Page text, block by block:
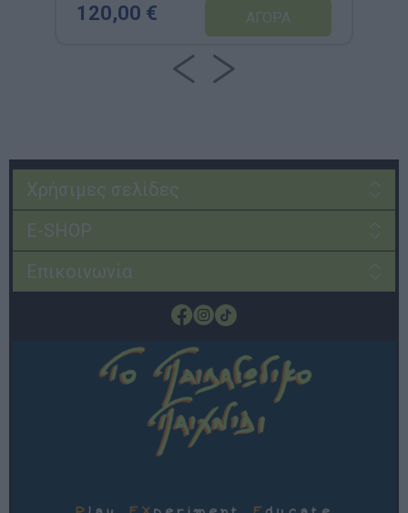
120,00 €
Χρήσιμες σελίδες
E-SHOP
Επικοινωνία